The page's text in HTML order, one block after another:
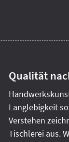
Qualität
Langlebigkeit
Verstehen
Tischlerei aus.